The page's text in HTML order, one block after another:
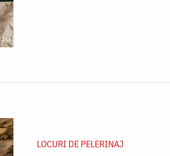
LOCURI DE PELERINAJ